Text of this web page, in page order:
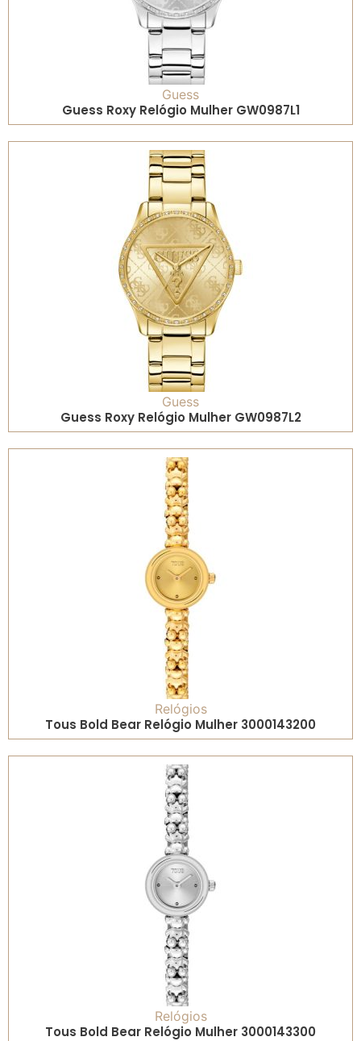
Guess
Guess Roxy Relógio Mulher GW0987L1
Guess
Guess Roxy Relógio Mulher GW0987L2
Relógios
Tous Bold Bear Relógio Mulher 3000143200
Relógios
Tous Bold Bear Relógio Mulher 3000143300